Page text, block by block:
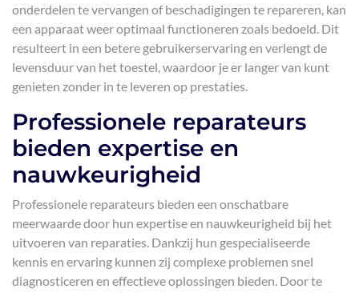
onderdelen te vervangen of beschadigingen te repareren, kan
een apparaat weer optimaal functioneren zoals bedoeld. Dit
resulteert in een betere gebruikerservaring en verlengt de
levensduur van het toestel, waardoor je er langer van kunt
genieten zonder in te leveren op prestaties.
Professionele reparateurs
bieden expertise en
nauwkeurigheid
Professionele reparateurs bieden een onschatbare
meerwaarde door hun expertise en nauwkeurigheid bij het
uitvoeren van reparaties. Dankzij hun gespecialiseerde
kennis en ervaring kunnen zij complexe problemen snel
diagnosticeren en effectieve oplossingen bieden. Door te